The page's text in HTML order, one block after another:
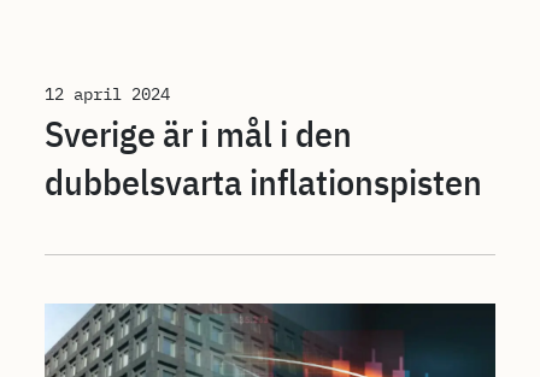
12 april 2024
Sverige är i mål i den
dubbelsvarta inflationspisten